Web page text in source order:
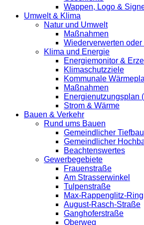
Wappen, Logo &
Umwelt & Klima
Natur und Umwelt
Maßnahmen
Wiederverwerten oder
Klima und Energie
Energiemonitor &
Klimaschutzziele
Kommunale
Maßnahmen
Energienutzungsplan
Strom & Wärme
Bauen & Verkehr
Rund ums Bauen
Gemeindlicher Tiefbau
Gemeindlicher
Beachtenswertes
Gewerbegebiete
Frauenstraße
Am Strasserwinkel
Tulpenstraße
Max-Rappenglitz-Ring
August-Rasch-Straße
Ganghoferstraße
Oberweg